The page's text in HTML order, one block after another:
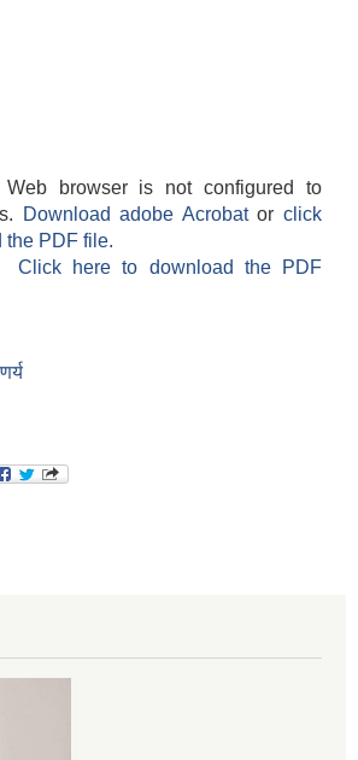
Web browser is not configured to
Download adobe Acrobatorclick
the PDF file.
Click here to download the PDF